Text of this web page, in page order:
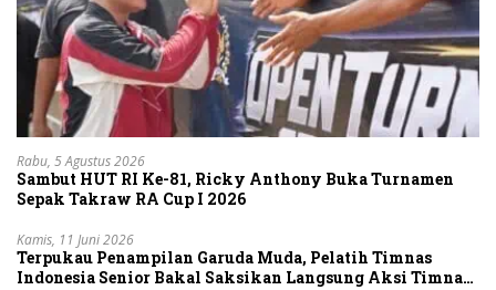
Rabu, 5 Agustus 2026
Sambut HUT RI Ke-81, Ricky Anthony Buka Turnamen
Sepak Takraw RA Cup I 2026
Kamis, 11 Juni 2026
Terpukau Penampilan Garuda Muda, Pelatih Timnas
Indonesia Senior Bakal Saksikan Langsung Aksi Timnas